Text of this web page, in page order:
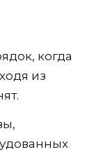
когда
из